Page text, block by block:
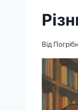
Від